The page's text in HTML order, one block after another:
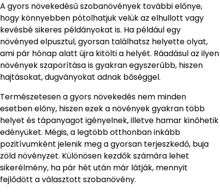
A gyors növekedésű szobanövények további előnye,
hogy könnyebben pótolhatjuk velük az elhullott vagy
kevésbé sikeres példányokat is. Ha például egy
növényed elpusztul, gyorsan találhatsz helyette olyat,
ami pár hónap alatt újra kitölti a helyét. Ráadásul az ilyen
növények szaporítása is gyakran egyszerűbb, hiszen
hajtásokat, dugványokat adnak bőséggel.
Természetesen a gyors növekedés nem minden
esetben előny, hiszen ezek a növények gyakran több
helyet és tápanyagot igényelnek, illetve hamar kinőhetik
edényüket. Mégis, a legtöbb otthonban inkább
pozitívumként jelenik meg a gyorsan terjeszkedő, buja
zöld növényzet. Különösen kezdők számára lehet
sikerélmény, ha pár hét után már látják, mennyit
fejlődött a választott szobanövény.